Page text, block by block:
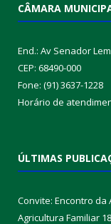
CÂMARA
End.: Av Senador
CEP: 68490-000
Fone: (91) 3637-1228
Horário de
ÚLTIMAS
Convite: Encontro da
Agricultura Familiar